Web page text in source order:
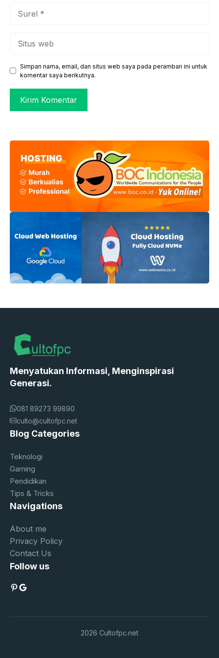
web
Simpan nama, email, dan situs web saya pada peramban ini untuk
komentar saya berikutnya.
Menyatukan Informasi, Menginspirasi
Generasi.
081 89273 99890
culto@cultofpc.net
Blog Categories
Teknologi
Gaming
Pendidikan
Tips & Tricks
Navigations
About me
Privacy Policy
Contact Us
Follow us
Pinterest
Google
2026 Cultofpc.net